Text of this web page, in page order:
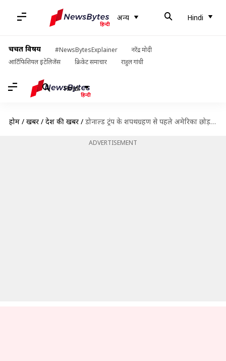
अन्य Hindi
चर्चित विषय #NewsBytesExplainer
नरेंद्र मोदी
आर्टिफिशियल इंटेलिजेंस
क्रिकेट समाचार राहुल गांधी
Hindi
होम / खबरें / देश की खबरें / डोनाल्ड ट्रंप के शपथग्रहण से पहले अमेरिका छोड़ने से क्यों डर रहे H-1B वीजा वाले भारतीय?
ADVERTISEMENT